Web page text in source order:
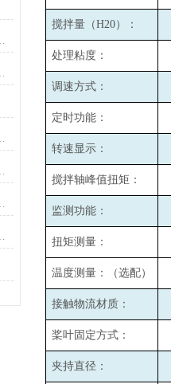
搅拌量（H20）：
处理粘度：
调速方式：
定时功能：
转速显示：
搅拌轴峰值扭矩：
监测功能：
扭矩测量：
温度测量：（选配）
接触物流材质：
桨叶固定方式：
夹持直径：